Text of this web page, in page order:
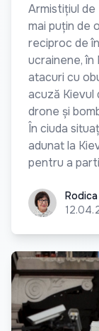
Armistițiul de
mai puțin de
reciproc de
ucrainene,
atacuri cu
acuză Kievul
drone și
În ciuda
adunat la
pentru a
Rodica